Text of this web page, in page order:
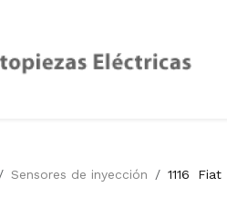
Sensores de inyección 1116 Fiat